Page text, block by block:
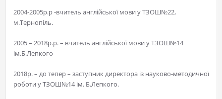
2004-2005р.р -вчитель англійської мови у ТЗОШ№22,
м.Тернопіль.
2005 – 2018р.р. – вчитель англійської мови у ТЗОШ№14
ім.Б.Лепкого
2018р. – до тепер – заступник директора із науково-методичної
роботи у ТЗОШ№14 ім. Б.Лепкого.